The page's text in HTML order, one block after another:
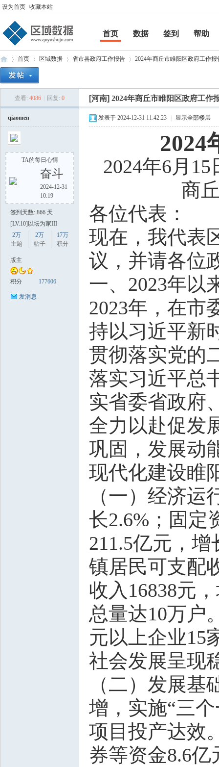
设为首页 收藏本站
首页 数据 签到
帮助
帮助
域
首页
›
区域数据
›
省市县政府工作报告
›
2024年商丘市睢阳区政府工作报
查看: 4086 回复: 0 [河南] 2024年商丘市睢阳区政府工作
qiaomen
TA的每日心情
奋斗
2024-12-31
10:19
签到天数: 866 天
[LV.10]以坛为家III
2万
主题
2万
帖子
17万
积分
版主
积分 177606
发消息
发表于 2024-12-31 11:42:23 显示全部楼层
2024
2024年6月
商
各位代表：
现在，我代表
议，并请各位
一、2023年以
2023年，在市
持以习近平新
贯彻落实党的
落实习近平总
实省委省政府
全力以赴促发
巩固，发展动
现代化建设睢
（一）经济
长2.6%；固定
211.5亿元，
镇居民可支配
收入16838元
总量达10万户
元以上企业15
社会发展呈现
（二）发展
增，实施“三
项目投产达效
券等资金8.6